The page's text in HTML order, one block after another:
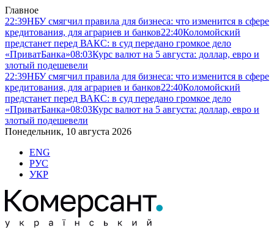
Главное
22:39НБУ смягчил правила для бизнеса: что изменится в сфере
кредитования, для аграриев и банков22:40Коломойский
предстанет перед ВАКС: в суд передано громкое дело
«ПриватБанка»08:03Курс валют на 5 августа: доллар, евро и
злотый подешевели
22:39НБУ смягчил правила для бизнеса: что изменится в сфере
кредитования, для аграриев и банков22:40Коломойский
предстанет перед ВАКС: в суд передано громкое дело
«ПриватБанка»08:03Курс валют на 5 августа: доллар, евро и
злотый подешевели
Понедельник, 10 августа 2026
ENG
РУС
УКР